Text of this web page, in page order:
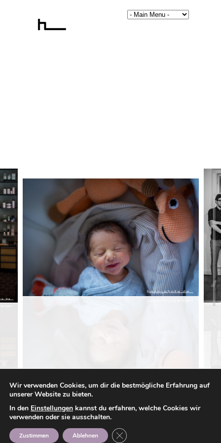
Wir verwenden Cookies, um dir die bestmögliche Erfahrung auf
unserer Website zu bieten.
In den Einstellungen kannst du erfahren, welche Cookies wir
verwenden oder sie ausschalten.
Zustimmen Ablehnen GDPR Cookie-Banner schließen